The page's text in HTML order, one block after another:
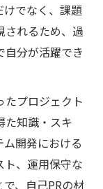
でなく、課題
されるため、過
分が活躍でき
たプロジェクト
た知識・スキ
開発における
ト、運用保守な
、自己PRの材